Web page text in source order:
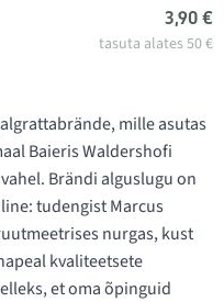
3,90 €
tasuta alates 50 €
mille asutas
Baieris Waldershofi
Brändi alguslugu on
tudengist Marcus
nurgas, kust
kvaliteetsete
et oma õpinguid